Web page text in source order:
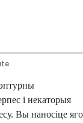
і некаторыя
Вы наносіце яго